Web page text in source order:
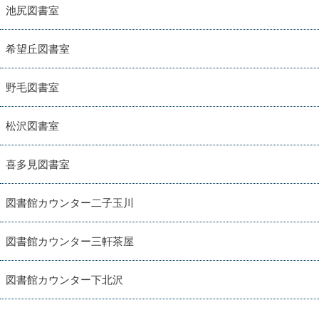
池尻図書室
希望丘図書室
野毛図書室
松沢図書室
喜多見図書室
図書館カウンター二子玉川
図書館カウンター三軒茶屋
図書館カウンター下北沢